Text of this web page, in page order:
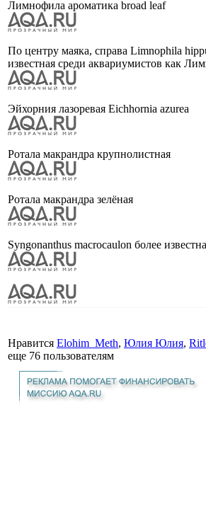
Лимнофила ароматика broad leaf
По центру маяка, справа Limnophila
известная среди аквариумистов как
Эйхорния лазоревая Eichhornia azurea
Ротала макрандра крупнолистная
Ротала макрандра зелёная
Syngonanthus macrocaulon более
Нравится Elohim_Meth, Юлия Юлия,
еще 76 пользователям